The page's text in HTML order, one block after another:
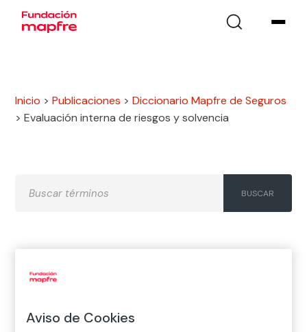
Inicio >Publicaciones >Diccionario Mapfre de Seguros
>Evaluación interna de riesgos y solvencia
O
P Q R
Aviso de Cookies